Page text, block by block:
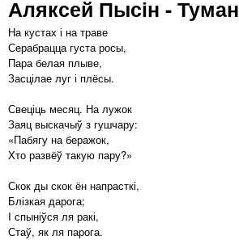
Аляксей Пысін - Туман
На кустах і на траве
Серабрацца густа росы,
Пара белая плыве,
Засцілае луг і плёсы.
Свеціць месяц. На лужок
Заяц выскачыў з гушчару:
«Пабягу на беражок,
Хто развёў такую пару?»
Скок ды скок ён напрасткі,
Блізкая дарога;
I спыніўся ля ракі,
Стаў, як ля парога.